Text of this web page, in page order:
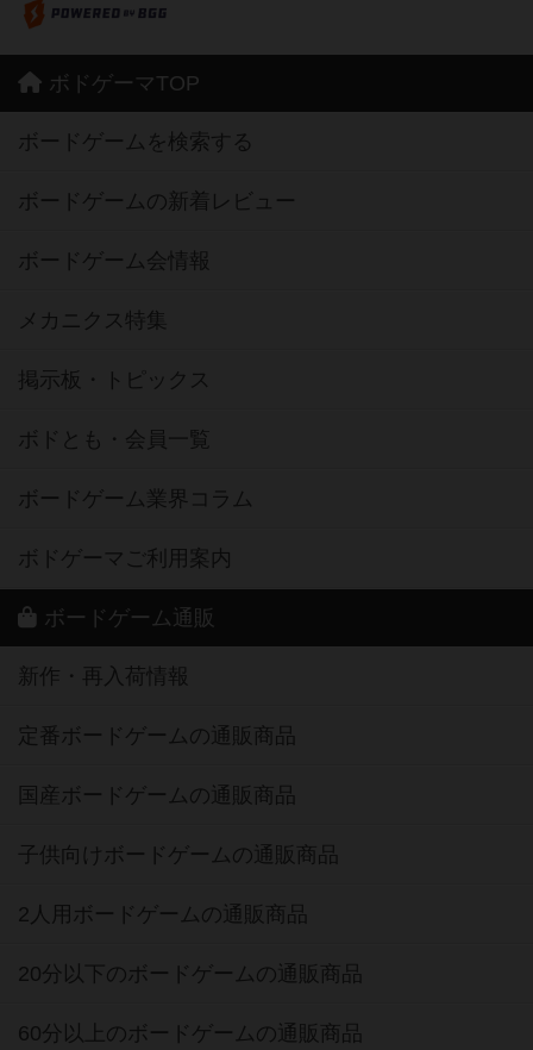
ボドゲーマTOP
ボードゲームを検索する
ボードゲームの新着レビュー
ボードゲーム会情報
メカニクス特集
掲示板・トピックス
ボドとも・会員一覧
ボードゲーム業界コラム
ボドゲーマご利用案内
ボードゲーム通販
新作・再入荷情報
定番ボードゲームの通販商品
国産ボードゲームの通販商品
子供向けボードゲームの通販商品
2人用ボードゲームの通販商品
20分以下のボードゲームの通販商品
60分以上のボードゲームの通販商品